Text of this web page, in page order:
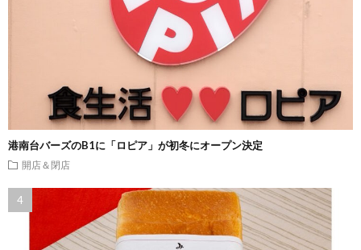
港南台バーズのB1に「ロピア」が初冬にオープン決定
開店＆閉店